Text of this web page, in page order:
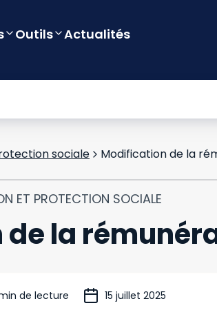
Outils Actualités
sociale Modification de la
ET PROTECTION SOCIALE
la
de lecture 15 juillet 2025